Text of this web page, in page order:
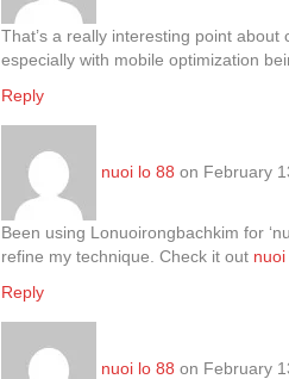
That’s a really interesting point
especially with mobile optimization
Reply
nuoi lo 88 on February
Been using Lonuoirongbachkim for
refine my technique. Check it out
Reply
nuoi lo 88 on February